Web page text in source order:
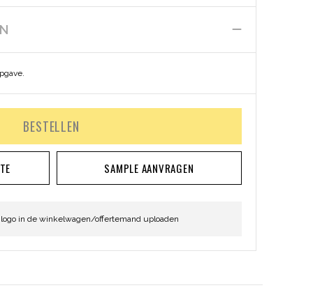
BESTELLEN
SAMPLE AANVRAGEN
in de winkelwagen/offertemand uploaden